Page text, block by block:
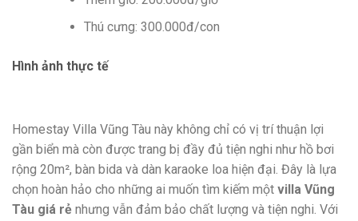
Thú cưng: 300.000đ/con
Hình ảnh thực tế
Homestay Villa Vũng Tàu này không chỉ có vị trí thuận lợi
gần biển mà còn được trang bị đầy đủ tiện nghi như hồ bơi
rộng 20m², bàn bida và dàn karaoke loa hiện đại. Đây là lựa
chọn hoàn hảo cho những ai muốn tìm kiếm một villa Vũng
Tàu giá rẻ nhưng vẫn đảm bảo chất lượng và tiện nghi. Với